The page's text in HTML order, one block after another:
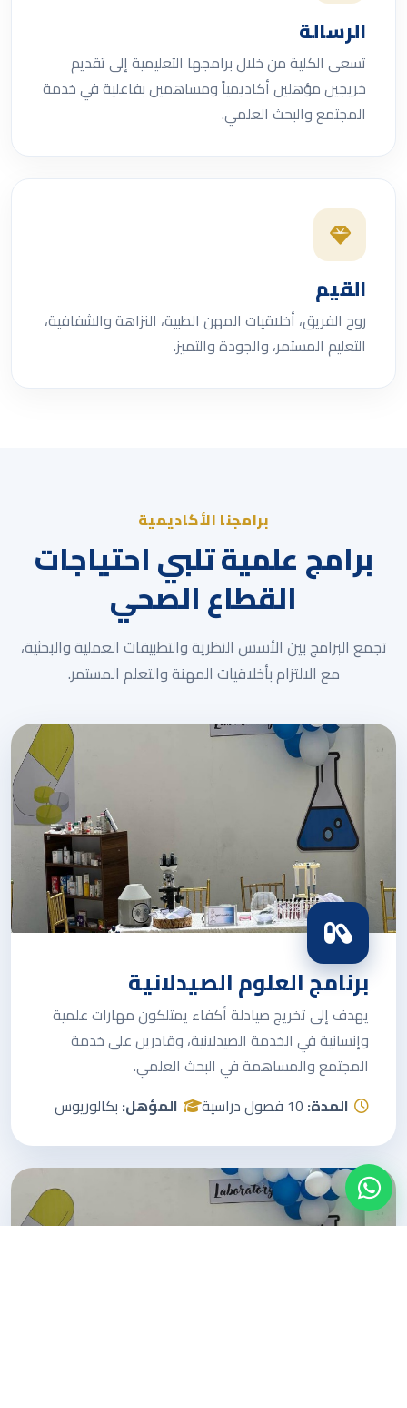
الرسالة
تسعى الكلية من خلال برامجها التعليمية إلى تقديم
خريجين مؤهلين أكاديمياً ومساهمين بفاعلية في خدمة
المجتمع والبحث العلمي.
القيم
روح الفريق، أخلاقيات المهن الطبية، النزاهة والشفافية،
التعليم المستمر، والجودة والتميز.
برامجنا الأكاديمية
برامج علمية تلبي احتياجات
القطاع الصحي
تجمع البرامج بين الأسس النظرية والتطبيقات العملية والبحثية،
مع الالتزام بأخلاقيات المهنة والتعلم المستمر.
برنامج العلوم الصيدلانية
يهدف إلى تخريج صيادلة أكفاء يمتلكون مهارات علمية
وإنسانية في الخدمة الصيدلانية، وقادرين على خدمة
المجتمع والمساهمة في البحث العلمي.
المدة:10 فصول دراسية المؤهل:بكالوريوس